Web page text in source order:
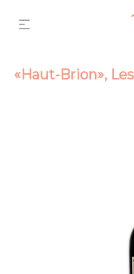
«Haut-Brion»,